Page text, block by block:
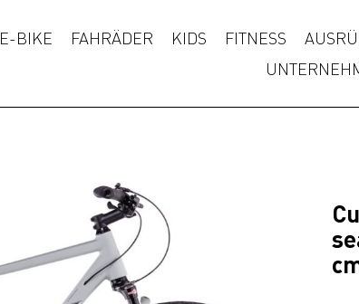
E-BIKE FAHRÄDER KIDS FITNESS